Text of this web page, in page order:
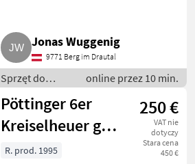
Jonas Wuggenig
9771 Berg im Drautal
Sprzęt do
zbioru siana i
paszowy /
Kosiarki
dyskowe
online przez 10 min.
Pöttinger 6er
Kreiselheuer gut
erhalten ZK 676
250 €
VAT nie
dotyczy
Stara cena
450 €
R. prod. 1995